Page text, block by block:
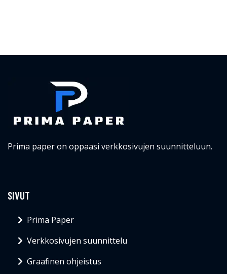
Prima paper on oppaasi verkkosivujen suunnitteluun.
SIVUT
Prima Paper
Verkkosivujen suunnittelu
Graafinen ohjeistus